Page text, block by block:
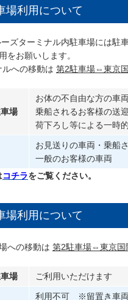
場利用について
ズターミナル内駐車場には駐車
をお願いします。
への移動は 第2駐車場⇔東京
場
お体の不自由な方の車
乗船されるお客様の送
荷下ろし等による一時
お見送りの車両・乗船
一般のお客様の車両
コチラをご覧ください。
場利用について
への移動は 第2駐車場⇔東京国
場 ご利用いただけます
利用不可 ※留置き車両